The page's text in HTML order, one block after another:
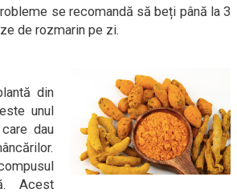
se recomandă să beți până la 3
de rozmarin pe zi.
din
unul
dau
Acest